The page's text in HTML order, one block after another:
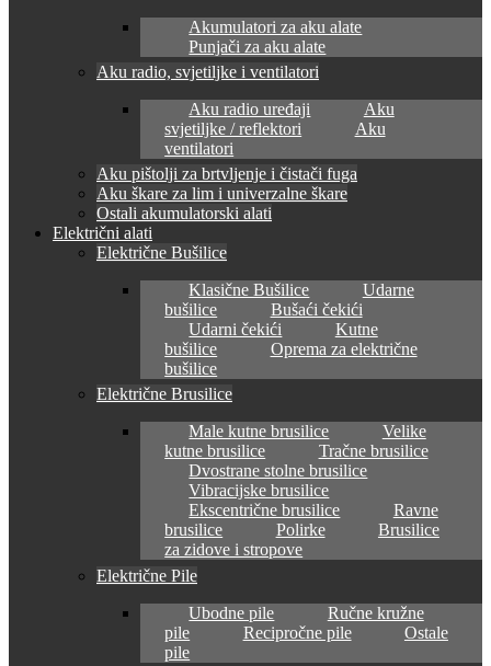
Akumulatori za aku alate
Punjači za aku alate
Aku radio, svjetiljke i ventilatori
Aku radio uređaji
Aku
svjetiljke / reflektori
Aku
ventilatori
Aku pištolji za brtvljenje i čistači fuga
Aku škare za lim i univerzalne škare
Ostali akumulatorski alati
Električni alati
Električne Bušilice
Klasične Bušilice
Udarne
bušilice
Bušaći čekići
Udarni čekići
Kutne
bušilice
Oprema za električne
bušilice
Električne Brusilice
Male kutne brusilice
Velike
kutne brusilice
Tračne brusilice
Dvostrane stolne brusilice
Vibracijske brusilice
Ekscentrične brusilice
Ravne
brusilice
Polirke
Brusilice
za zidove i stropove
Električne Pile
Ubodne pile
Ručne kružne
pile
Recipročne pile
Ostale
pile